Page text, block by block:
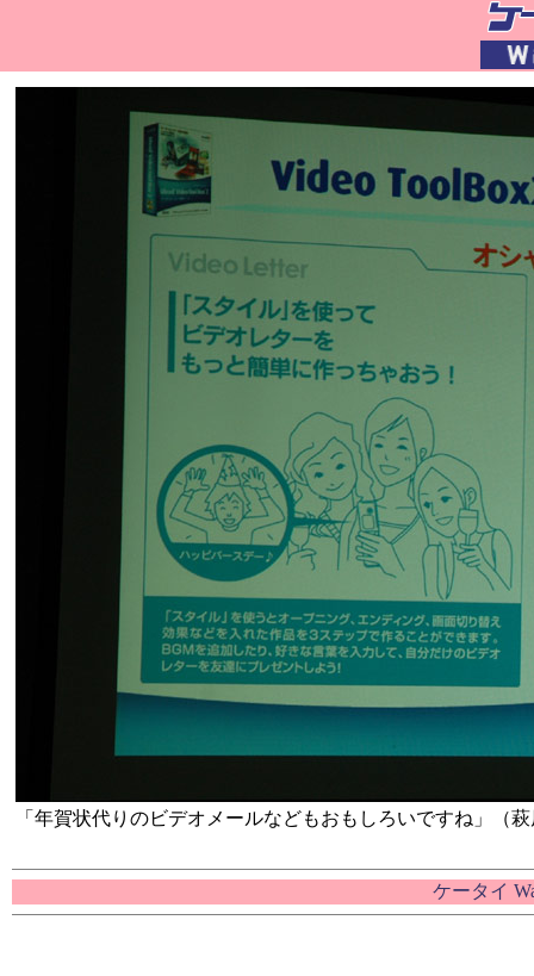
「年賀状代りのビデオメールなどもおもしろいですね」（
ケータイ